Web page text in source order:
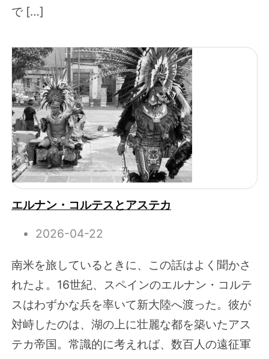
で […]
エルナン・コルテスとアステカ
2026-04-22
南米を旅しているときに、この話はよく聞かさ
れたよ。16世紀、スペインのエルナン・コルテ
スはわずかな兵を率いて新大陸へ渡った。彼が
対峙したのは、湖の上に壮麗な都を築いたアス
テカ帝国。常識的に考えれば、数百人の遠征軍